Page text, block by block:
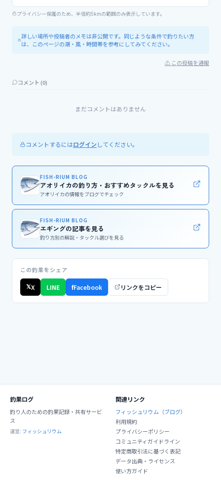
プライバシー保護のため、半径約5kmの範囲のみ表示しています。
詳しい場所や投稿者のメモは非公開です。同じような条件で釣りたい方
は、このページの潮・風・時間帯を参考にしてみてください。
⚠ この投稿を通報
コメント (0)
まだコメントはありません
コメントするにはログイン してください。
FISH-RIUM BLOG
アオリイカの釣り方・おすすめタックルを見る
アオリイカの情報をブログでチェック
FISH-RIUM BLOG
エギングの記事を見る
釣り方別の解説・タックル選びを見る
この釣果をシェア
𝕏X LINE fFacebook リンクをコピー
釣果ログ
釣り人のための釣果記録・共有サービ
ス
運営: フィッシュリウム
関連リンク
フィッシュリウム（ブログ）
利用規約
プライバシーポリシー
コミュニティガイドライン
特定商取引法に基づく表記
データ出典・ライセンス
使い方ガイド